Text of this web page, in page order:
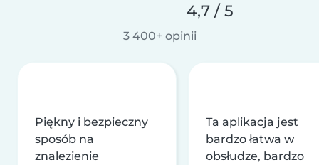
4,7 / 5
3 400+ opinii
Piękny i bezpieczny
sposób na
znalezienie
Ta aplikacja jest
bardzo łatwa w
obsłudze, bardzo